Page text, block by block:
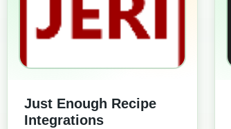
Just Enough Recipe
Integrations